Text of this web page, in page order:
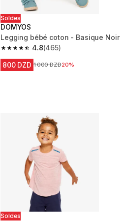
Soldes
DOMYOS
Legging bébé coton - Basique Noir
4.8
4.8 out of 5 stars from 465 reviews
(465)
800 DZD Prix avant la réduction
1 000 DZD20%
Soldes